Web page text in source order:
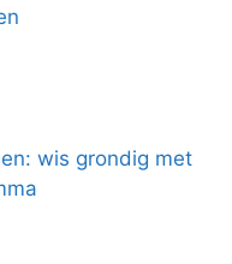
wis grondig met